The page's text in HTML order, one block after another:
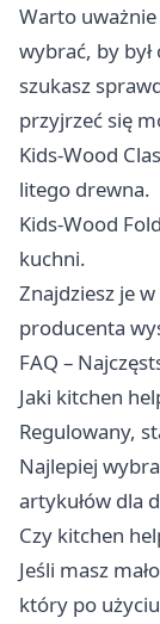
Warto
wybrać, by
szukasz
przyjrzeć się
Kids-Wood
litego drewna.
Kids-Wood
kuchni.
Znajdziesz je
producenta
FAQ –
Jaki kitchen
Regulowany,
Najlepiej
artykułów dla
Czy kitchen
Jeśli masz
który po użyciu